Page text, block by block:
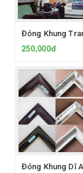
250,000đ